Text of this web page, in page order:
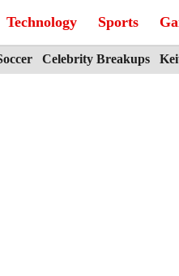
Technology Sports
Celebrity Breakups